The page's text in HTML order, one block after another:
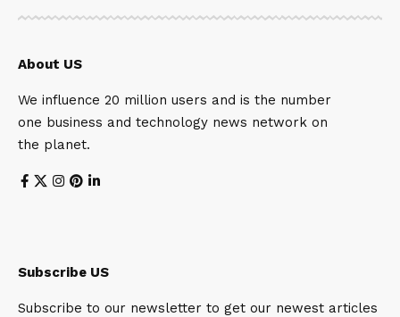
About US
We influence 20 million users and is the number
one business and technology news network on
the planet.
Subscribe US
Subscribe to our newsletter to get our newest articles